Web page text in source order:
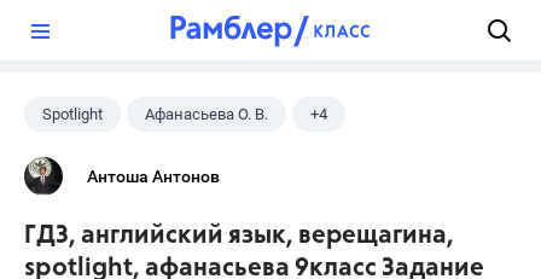
Spotlight Афанасьева О. В. +4
Верещагина И.Н.
Антоша Антонов
ГДЗ, английский язык, верещагина,
spotlight, афанасьева 9класс Задание